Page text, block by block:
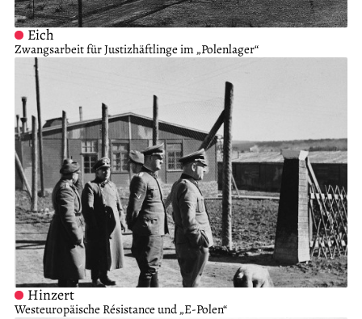
Eich
Zwangsarbeit für Justizhäftlinge im „Polenlager“
Hinzert
Westeuropäische Résistance und „E-Polen“